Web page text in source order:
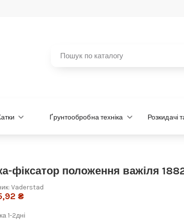
Ґрунтообробна техніка Розкидачі
фіксатор положення важіля
Vaderstad
₴
1-2дні